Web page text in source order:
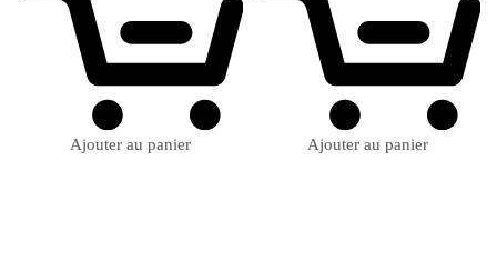
Ajouter au panier Ajouter au panier